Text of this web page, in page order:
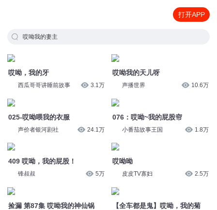
打开APP
哎呦我的妻主
哎呦，我的牙
西瓜哥哥讲睡前故事 3.1万
025-哎呦喂我的衣服
声价者银河剧社 24.1万
409 哎呦，我的屁股！
锋叔叔 5万
捡漏 第87集 哎呦我的神仙锅
哎呦我的天儿呀
声播世界 10.6万
076：哎呦~我的屁股帘
小番茄故事王国 1.8万
哎呦呦
皮皮TV寡妇 2.5万
【全车都是鬼】哎呦，我的菊